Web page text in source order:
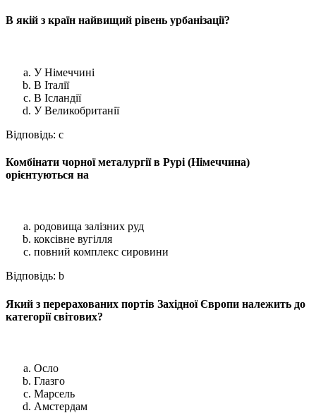
В якій з країн найвищий рівень урбанізації?
У Німеччині
В Італії
В Ісландії
У Великобританії
Відповідь: c
Комбінати чорної металургії в Рурі (Німеччина)
орієнтуються на
родовища залізних руд
коксівне вугілля
повний комплекс сировини
Відповідь: b
Який з перерахованих портів Західної Європи належить до
категорії світових?
Осло
Глазго
Марсель
Амстердам